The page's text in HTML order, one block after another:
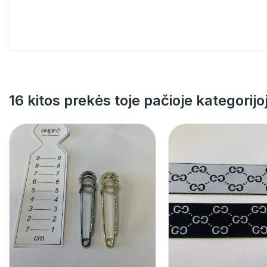
16 kitos prekės toje pačioje